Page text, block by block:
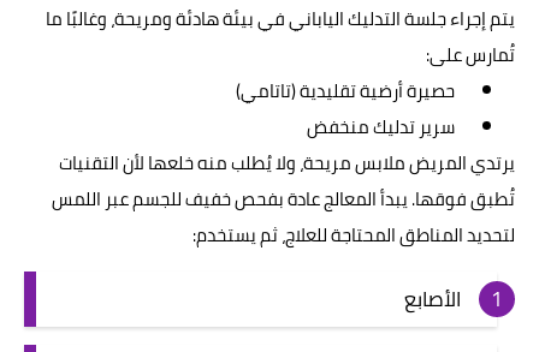
يتم إجراء جلسة التدليك الياباني في بيئة هادئة ومريحة، وغالبًا ما
تُمارس على:
حصيرة أرضية تقليدية (تاتامي)
سرير تدليك منخفض
يرتدي المريض ملابس مريحة، ولا يُطلب منه خلعها لأن التقنيات
تُطبق فوقها. يبدأ المعالج عادة بفحص خفيف للجسم عبر اللمس
لتحديد المناطق المحتاجة للعلاج، ثم يستخدم:
الأصابع